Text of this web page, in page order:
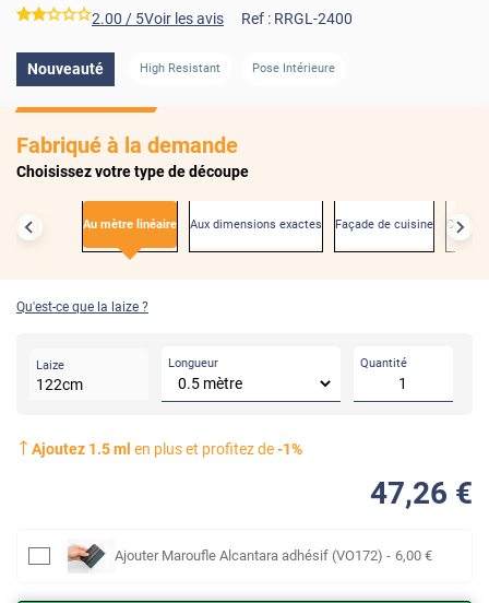
***** 2.00 / 5Voir les avis Ref : RRGL-2400
Nouveauté High Resistant Pose Intérieure
Fabriqué à la demande
Choisissez votre type de découpe
Au mètre linéaire Aux dimensions exactes Façade de cuisine
Qu'est-ce que la laize ?
Laize
122cm
Longueur Quantité
Ajoutez 1.5ml en plus et profitez de-1%
47,26 €
Ajouter Maroufle Alcantara adhésif (VO172) - 6,00 €